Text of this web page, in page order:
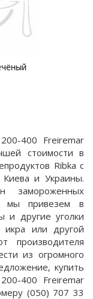
400 Freiremar
стоимости в
Ribka с
и Украины.
замороженных
мы привезем в
и другие уголки
или другой
производителя
из огромного
купить
400 Freiremar
(050) 707 33